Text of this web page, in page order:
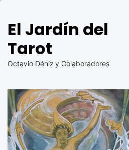
contenido
El Jardín del
Tarot
Octavio Déniz y Colaboradores